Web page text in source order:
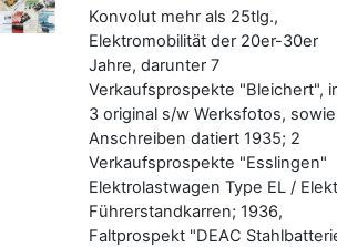
Konvolut mehr als 25tlg.,
Elektromobilität der 20er-30er
Jahre, darunter 7
Verkaufsprospekte "Bleichert",
3 original s/w Werksfotos, sowie
Anschreiben datiert 1935; 2
Verkaufsprospekte "Esslingen"
Elektrolastwagen Type EL /
Führerstandkarren; 1936,
Faltprospekt "DEAC